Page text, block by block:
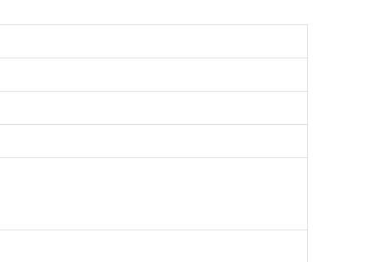
な更衣用ロッカーですが、本商品SWシリーズはオフ